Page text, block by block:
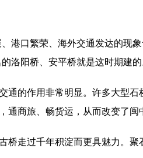
港口繁荣、海外交通发达的现
洛阳桥、安平桥就是这时期建的
通的作用非常明显。许多大型
通商旅、畅货运，从而改变了闽
桥走过千年积淀而更具魅力。